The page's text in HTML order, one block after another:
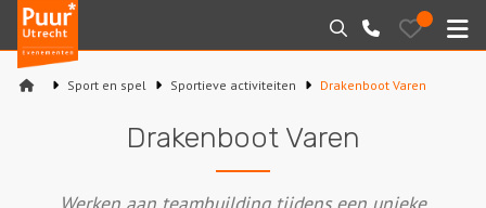
Puur*
Utrecht
bedrijfsuitjes
Zoeken
030-
2145099
Bewaarde
uitjes
Sport en spel Sportieve activiteiten Drakenboot Varen
Drakenboot Varen